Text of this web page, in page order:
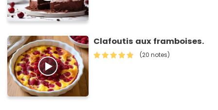
Clafoutis aux framboises.
(20 notes)